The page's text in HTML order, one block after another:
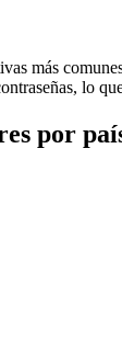
más
lo
por